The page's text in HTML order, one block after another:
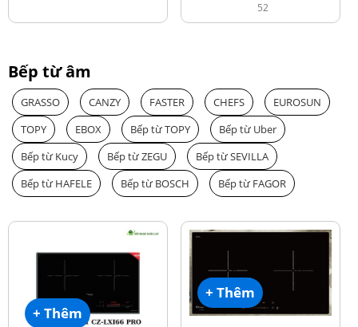
52
Bếp từ âm
GRASSO CANZY FASTER CHEFS
EUROSUN
TOPY
EBOX Bếp từ TOPY
Bếp từ Uber
Bếp từ Kucy
Bếp từ ZEGU
Bếp từ SEVILLA
Bếp từ HAFELE
Bếp từ BOSCH Bếp từ FAGOR
+ Thêm
+ Thêm